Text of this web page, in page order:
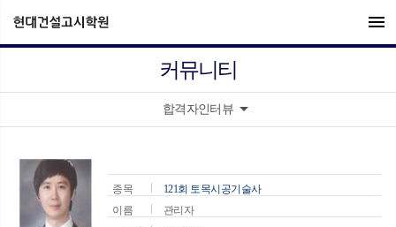
menu
커뮤니티
합격자인터뷰 arrow_drop_down
종목
121회 토목시공기술사
이름
관리자